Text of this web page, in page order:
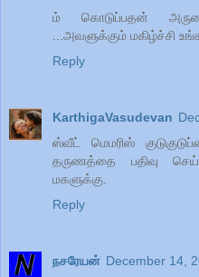
ம் கொடுப்பதன் அருமை
...அவளுக்கும் மகிழ்ச்சி
Reply
KarthigaVasudevan
ஸ்வீட் மெமரிஸ்
தருணத்தை பதிவு
மகளுக்கு.
Reply
நசரேயன் December 14,